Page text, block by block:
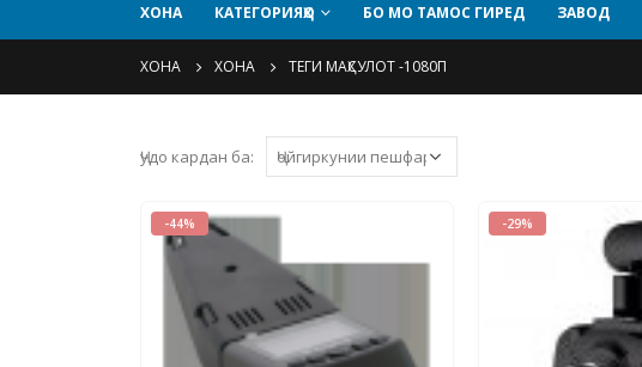
ХОНА КАТЕГОРИЯҲО БО МО ТАМОС ГИРЕД ЗАВОД
ХОНА ХОНА ТЕГИ МАҲСУЛОТ -1080П
Ҷудо кардан ба:
-44% -29%